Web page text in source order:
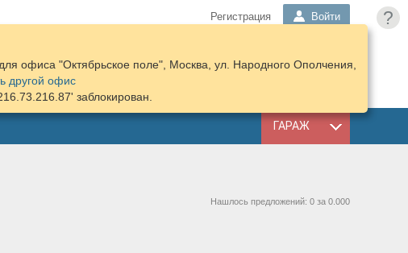
?
Регистрация Войти
КОРЗИНА
ПОДОБРАТЬ
ГАРАЖ
офиса "Октябрьское поле", Москва, ул. Народного Ополчения,
другой офис
заблокирован.
Нашлось предложений: 0 за 0.000